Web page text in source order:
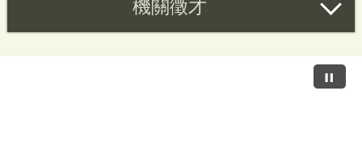
機關徵才